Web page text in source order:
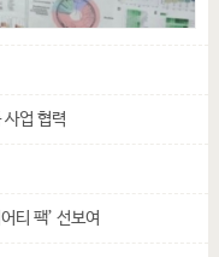
사업 협력
티 팩’ 선보여